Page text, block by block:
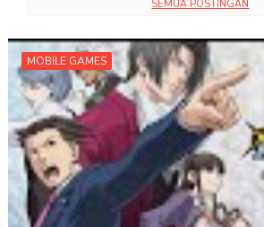
SEMUA POSTINGAN
MOBILE GAMES